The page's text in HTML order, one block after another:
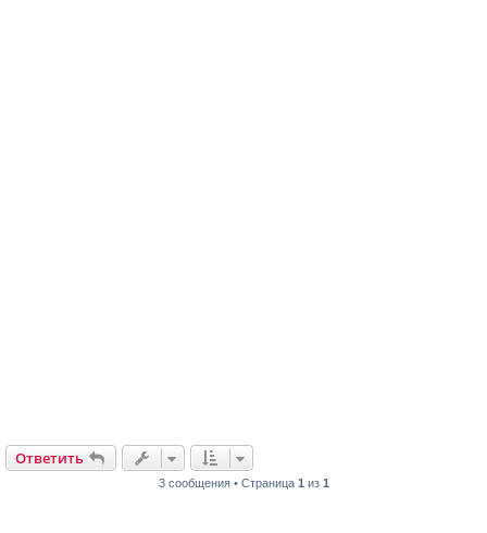
Ответить
3 сообщения • Страница 1 из 1